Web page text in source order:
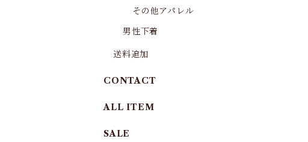
その他アパレル
男性下着
送料追加
CONTACT
ALL ITEM
SALE